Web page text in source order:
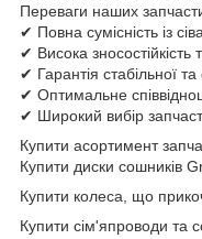
Переваги наших
✔ Повна сумісність із
✔ Висока зносостійкість
✔ Гарантія стабільної
✔ Оптимальне
✔ Широкий вибір
Купити асортимент
Купити диски сошників
Купити колеса, що
Купити сім'япроводи та